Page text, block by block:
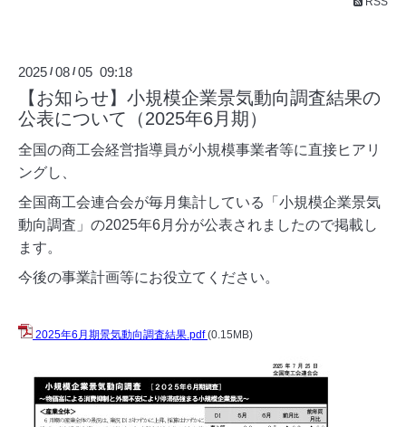
2025 /08 /05 09:18
【お知らせ】小規模企業景気動向調査結果の
公表について（2025年6月期）
全国の商工会経営指導員が小規模事業者等に直接ヒアリ
ングし、
全国商工会連合会が毎月集計している「小規模企業景気
動向調査」の2025年6月分が公表されましたので掲載し
ます。
今後の事業計画等にお役立てください。
2025年6月期景気動向調査結果.pdf (0.15MB)